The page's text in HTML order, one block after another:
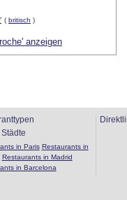
( britisch )
anzeigen
in Paris Restaurants in
Restaurants in Madrid
in Barcelona